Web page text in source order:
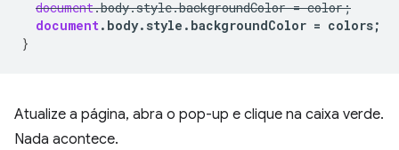
document.body.style.backgroundColor = color;
document. body. style . backgroundColor = colors;
}
Atualize a página, abra o pop-up e clique na caixa verde.
Nada acontece.